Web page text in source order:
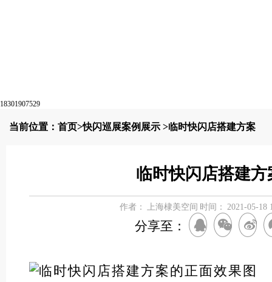
18301907529
当前位置： 首页>快闪巡展案例展示>临时快闪店搭建方案
临时快闪店搭建方
作者： 上海棣美空间 时间： 2021-05-18
分享至：